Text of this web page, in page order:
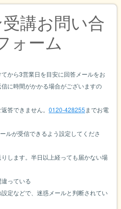
講お問い合
ォーム
から3営業日を目安に回答メールをお
に時間がかかる場合がございますの
答できません。 0120-428255までお電
ルが受信できるよう設定してくださ
します。半日以上経っても届かない場
っている
定などで、迷惑メールと判断されてい